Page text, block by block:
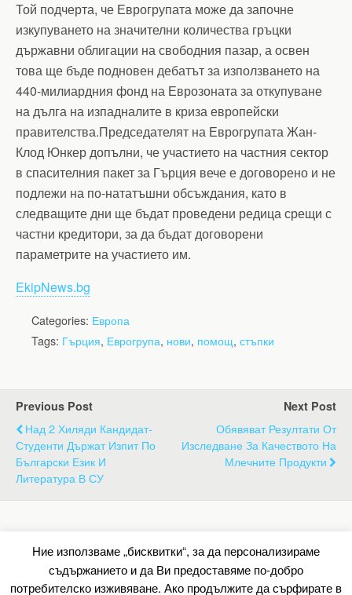
Той подчерта, че Еврогрупата може да започне
изкупуването на значителни количества гръцки
държавни облигации на свободния пазар, а освен
това ще бъде подновен дебатът за използването на
440-милиардния фонд на Еврозоната за откупуване
на дълга на изпадналите в криза европейски
правителства.Председателят на Еврогрупата Жан-
Клод Юнкер допълни, че участието на частния сектор
в спасителния пакет за Гърция вече е договорено и не
подлежи на по-нататъшни обсъждания, като в
следващите дни ще бъдат проведени редица срещи с
частни кредитори, за да бъдат договорени
параметрите на участието им.
EkipNews.bg
Categories: Европа
Tags: Гърция, Еврогрупа, нови, помощ, стъпки
Previous Post
Над 2 Хиляди Кандидат-
Студенти Държат Изпит По
Български Език И
Литература В СУ
Next Post
Обявяват Резултати От
Изследване За Качеството На
Млечните Продукти
Back to top
Mobile Desktop
Ние използваме „бисквитки“, за да персонализираме
съдържанието и да Ви предоставяме по-добро
потребителско изживяване. Ако продължите да сърфирате в